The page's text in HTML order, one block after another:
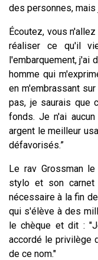
des personnes, mais
Écoutez, vous
réaliser ce qu'il
l'embarquement, j'ai
homme qui
en m'embrassant
pas, je saurais que
fonds. Je n'ai
argent le meilleur
défavorisés.”
Le rav Grossman
stylo et son carnet
nécessaire à la fin
qui s'élève à des
le chèque et dit :
accordé le privilège
de ce nom."